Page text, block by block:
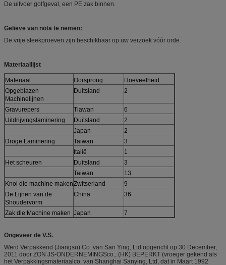
De uitvoer golfgeval, een PE zak binnen.
Gelieve van nota te nemen:
De vrije steekproeven zijn beschikbaar op uw verzoek vóór orde.
Materiaallijst
Materiaal Oorsprong
Hoeveelheid
Opgeblazen
Machinelijnen
Duitsland 2
Gravurepers Tiawan
6
Uitdrijvingslaminering
Duitsland
2
Japan
2
Droge Laminering
Taiwan
3
Italië
1
Het scheuren
Duitsland
3
Taiwan
13
Knol die machine makenZwitserland
9
De Lijnen van de
Shoudervorm
China 36
Zak die Machine maken Japan 7
Ongeveer de V.S.
Werd Verpakkend (Jiangsu) Co. van San Ying, Ltd opgericht op 30 December,
2011 door ZON JS-ONDERNEMINGSco., (HK) BEPERKT (vroeger gekend als
het Verpakkingsmateriaalco. van Shanghai Sanying, Ltd, dat in Maart 1992